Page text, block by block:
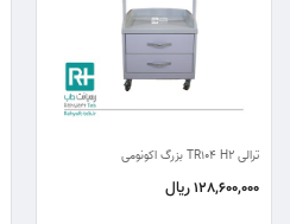
ترالی TR104 H2 بزرگ اکونومی
128,600,000ریال